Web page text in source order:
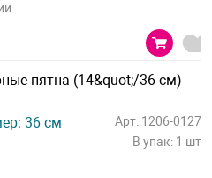
пятна (14&quot;/36 см)
36 см
Арт: 1206-0127
В упак: 1 шт